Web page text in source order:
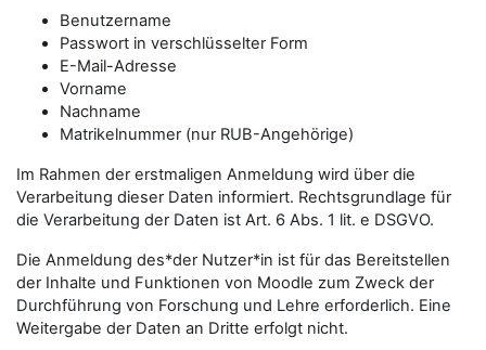
Benutzername
Passwort in verschlüsselter Form
E-Mail-Adresse
Vorname
Nachname
Matrikelnummer (nur RUB-Angehörige)
Im Rahmen der erstmaligen Anmeldung wird über die
Verarbeitung dieser Daten informiert. Rechtsgrundlage für
die Verarbeitung der Daten ist Art. 6 Abs. 1 lit. e DSGVO.
Die Anmeldung des*der Nutzer*in ist für das Bereitstellen
der Inhalte und Funktionen von Moodle zum Zweck der
Durchführung von Forschung und Lehre erforderlich. Eine
Weitergabe der Daten an Dritte erfolgt nicht.